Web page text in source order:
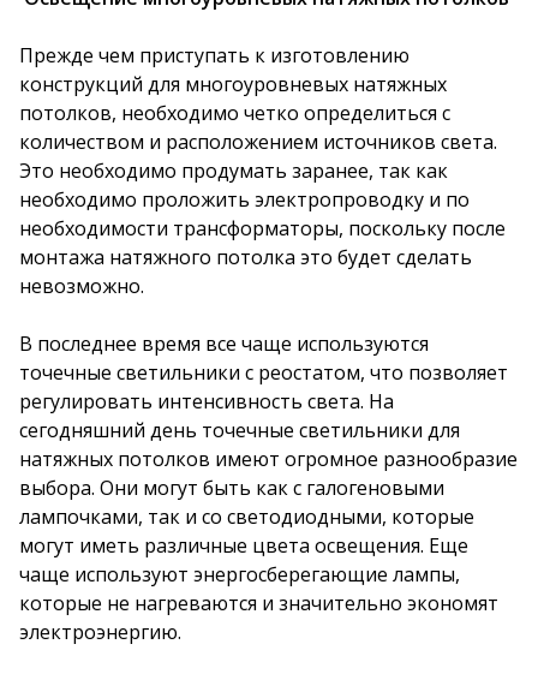
Прежде чем приступать к изготовлению
конструкций для многоуровневых натяжных
потолков, необходимо четко определиться с
количеством и расположением источников света.
Это необходимо продумать заранее, так как
необходимо проложить электропроводку и по
необходимости трансформаторы, поскольку после
монтажа натяжного потолка это будет сделать
невозможно.
В последнее время все чаще используются
точечные светильники с реостатом, что позволяет
регулировать интенсивность света. На
сегодняшний день точечные светильники для
натяжных потолков имеют огромное разнообразие
выбора. Они могут быть как с галогеновыми
лампочками, так и со светодиодными, которые
могут иметь различные цвета освещения. Еще
чаще используют энергосберегающие лампы,
которые не нагреваются и значительно экономят
электроэнергию.